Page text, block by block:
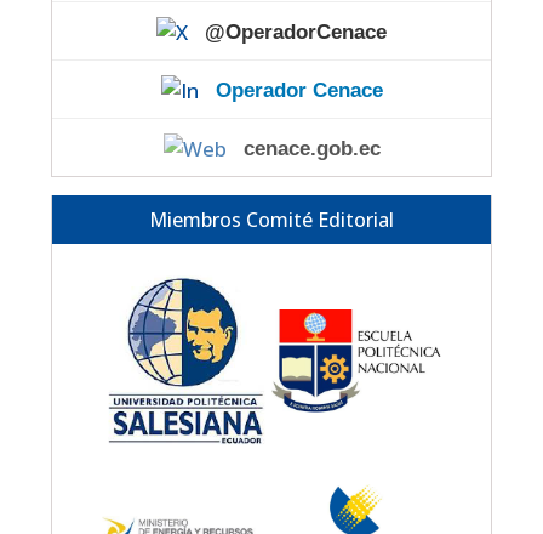
@OperadorCenace
Operador Cenace
cenace.gob.ec
Miembros Comité Editorial